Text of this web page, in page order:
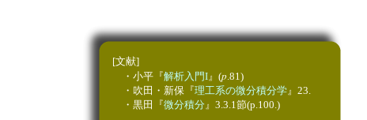
[文献]
・ 小平『解析入門I 』(p .81)
・吹田・新保『理工系の微分積分学 』23.
・黒田『微分積分 』3.3.1節(p.100.)